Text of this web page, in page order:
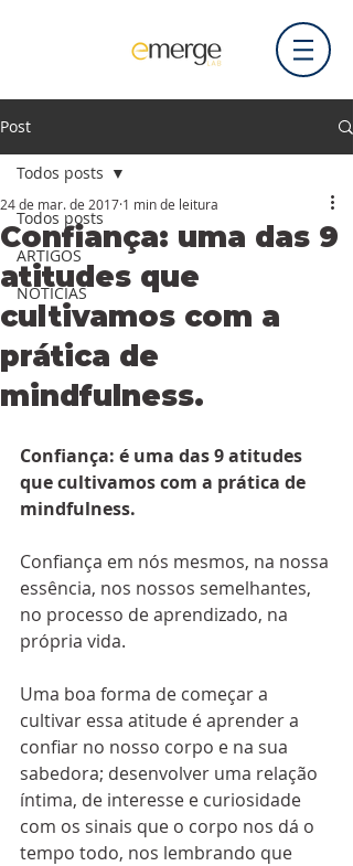
Post
Todos posts
ARTIGOS
NOTÍCIAS
Todos posts
Confiança: uma das 9
atitudes que
cultivamos com a
prática de
mindfulness.
24 de mar. de 2017 1 min de leitura
Confiança: é uma das 9 atitudes
que cultivamos com a prática de
mindfulness.
Confiança em nós mesmos, na nossa
essência, nos nossos semelhantes,
no processo de aprendizado, na
própria vida.
Uma boa forma de começar a
cultivar essa atitude é aprender a
confiar no nosso corpo e na sua
sabedora; desenvolver uma relação
íntima, de interesse e curiosidade
com os sinais que o corpo nos dá o
tempo todo, nos lembrando que